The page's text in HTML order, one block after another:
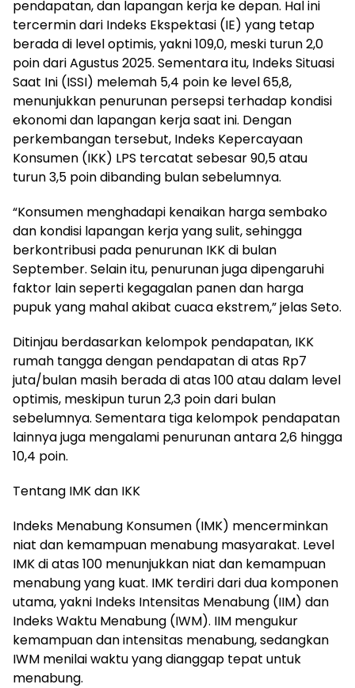
pendapatan, dan lapangan kerja ke depan. Hal ini
tercermin dari Indeks Ekspektasi (IE) yang tetap
berada di level optimis, yakni 109,0, meski turun 2,0
poin dari Agustus 2025. Sementara itu, Indeks Situasi
Saat Ini (ISSI) melemah 5,4 poin ke level 65,8,
menunjukkan penurunan persepsi terhadap kondisi
ekonomi dan lapangan kerja saat ini. Dengan
perkembangan tersebut, Indeks Kepercayaan
Konsumen (IKK) LPS tercatat sebesar 90,5 atau
turun 3,5 poin dibanding bulan sebelumnya.
“Konsumen menghadapi kenaikan harga sembako
dan kondisi lapangan kerja yang sulit, sehingga
berkontribusi pada penurunan IKK di bulan
September. Selain itu, penurunan juga dipengaruhi
faktor lain seperti kegagalan panen dan harga
pupuk yang mahal akibat cuaca ekstrem,” jelas Seto.
Ditinjau berdasarkan kelompok pendapatan, IKK
rumah tangga dengan pendapatan di atas Rp7
juta/bulan masih berada di atas 100 atau dalam level
optimis, meskipun turun 2,3 poin dari bulan
sebelumnya. Sementara tiga kelompok pendapatan
lainnya juga mengalami penurunan antara 2,6 hingga
10,4 poin.
Tentang IMK dan IKK
Indeks Menabung Konsumen (IMK) mencerminkan
niat dan kemampuan menabung masyarakat. Level
IMK di atas 100 menunjukkan niat dan kemampuan
menabung yang kuat. IMK terdiri dari dua komponen
utama, yakni Indeks Intensitas Menabung (IIM) dan
Indeks Waktu Menabung (IWM). IIM mengukur
kemampuan dan intensitas menabung, sedangkan
IWM menilai waktu yang dianggap tepat untuk
menabung.